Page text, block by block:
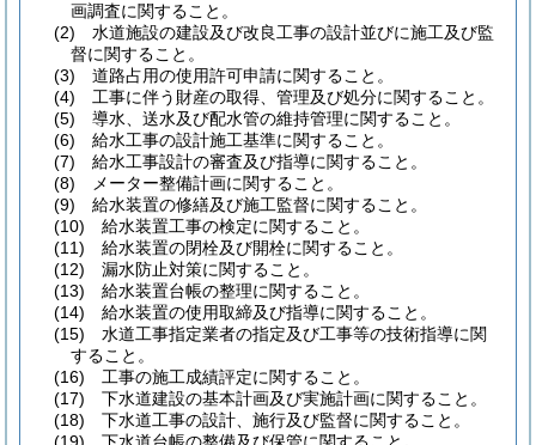
画調査に関すること。
(2) 水道施設の建設及び改良工事の設計並びに施工及び監
督に関すること。
(3) 道路占用の使用許可申請に関すること。
(4) 工事に伴う財産の取得、管理及び処分に関すること。
(5) 導水、送水及び配水管の維持管理に関すること。
(6) 給水工事の設計施工基準に関すること。
(7) 給水工事設計の審査及び指導に関すること。
(8) メーター整備計画に関すること。
(9) 給水装置の修繕及び施工監督に関すること。
(10) 給水装置工事の検定に関すること。
(11) 給水装置の閉栓及び開栓に関すること。
(12) 漏水防止対策に関すること。
(13) 給水装置台帳の整理に関すること。
(14) 給水装置の使用取締及び指導に関すること。
(15) 水道工事指定業者の指定及び工事等の技術指導に関
すること。
(16) 工事の施工成績評定に関すること。
(17) 下水道建設の基本計画及び実施計画に関すること。
(18) 下水道工事の設計、施行及び監督に関すること。